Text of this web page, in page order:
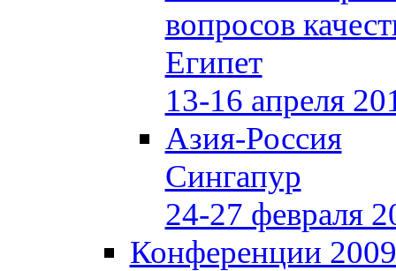
вопросов
Египет
13-16 апреля
Азия-Россия
Сингапур
24-27 февраля
Конференции 2009